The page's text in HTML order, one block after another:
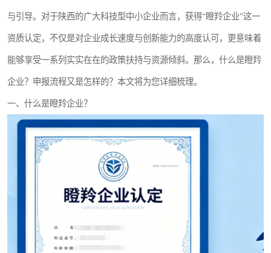
与引导。对于陕西的广大科技型中小企业而言，获得“瞪羚企业”这一
资质认定，不仅是对企业成长速度与创新能力的高度认可，更意味着
能够享受一系列实实在在的政策扶持与资源倾斜。那么，什么是瞪羚
企业？申报流程又是怎样的？本文将为您详细梳理。
一、什么是瞪羚企业？